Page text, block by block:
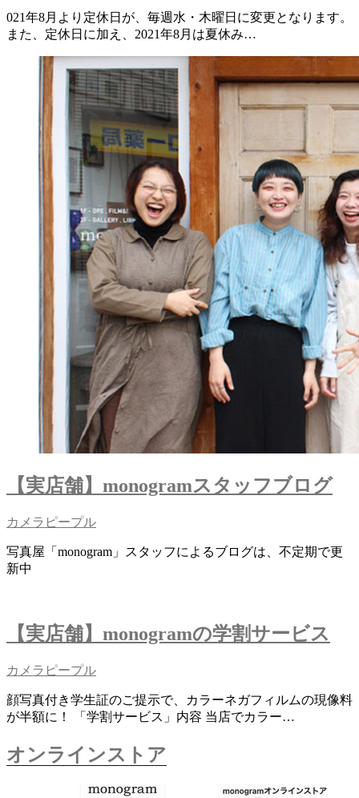
021年8月より定休日が、毎週水・木曜日に変更となります。
また、定休日に加え、2021年8月は夏休み…
【実店舗】monogramスタッフブログ
カメラピープル
写真屋「monogram」スタッフによるブログは、不定期で更
新中
【実店舗】monogramの学割サービス
カメラピープル
顔写真付き学生証のご提示で、カラーネガフィルムの現像料
が半額に！ 「学割サービス」内容 当店でカラー…
オンラインストア